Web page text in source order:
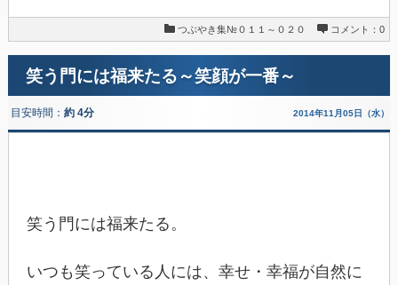
つぶやき集№０１１～０２０ コメント：0
笑う門には福来たる～笑顔が一番～
目安時間： 約 4分 2014年11月05日（水）
笑う門には福来たる。
いつも笑っている人には、幸せ・幸福が自然に